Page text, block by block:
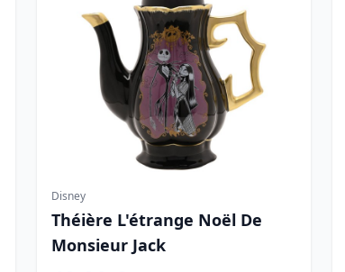
Disney
Théière L'étrange Noël De
Monsieur Jack